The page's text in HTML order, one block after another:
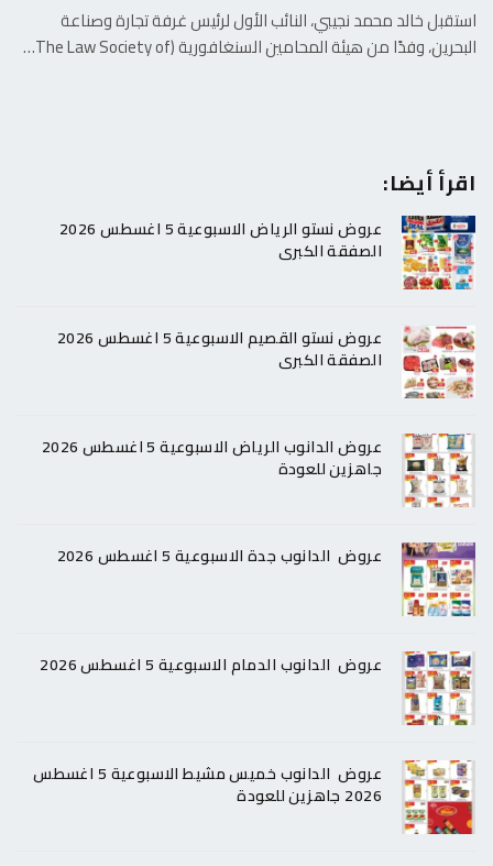
استقبل خالد محمد نجيبي، النائب الأول لرئيس غرفة تجارة وصناعة
البحرين، وفدًا من هيئة المحامين السنغافورية (The Law Society of…
اقرأ أيضا:
عروض نستو الرياض الاسبوعية 5 اغسطس 2026
الصفقة الكبرى
عروض نستو القصيم الاسبوعية 5 اغسطس 2026
الصفقة الكبرى
عروض الدانوب الرياض الاسبوعية 5 اغسطس 2026
جاهزين للعودة
عروض الدانوب جدة الاسبوعية 5 اغسطس 2026
عروض الدانوب الدمام الاسبوعية 5 اغسطس 2026
عروض الدانوب خميس مشيط الاسبوعية 5 اغسطس
2026 جاهزين للعودة